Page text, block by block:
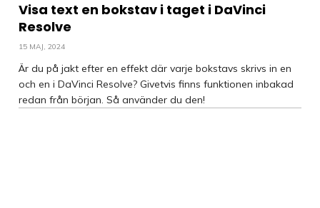
Visa text en bokstav i taget i DaVinci
Resolve
15 MAJ, 2024
Är du på jakt efter en effekt där varje bokstavs skrivs in en
och en i DaVinci Resolve? Givetvis finns funktionen inbakad
redan från början. Så använder du den!